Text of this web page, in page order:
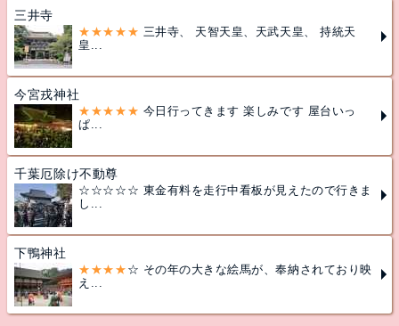
三井寺
★★★★★ 三井寺、 天智天皇、天武天皇、 持統天
皇...
今宮戎神社
★★★★★ 今日行ってきます 楽しみです 屋台いっ
ぱ...
千葉厄除け不動尊
☆☆☆☆☆ 東金有料を走行中看板が見えたので行きま
し...
下鴨神社
★★★★ ☆ その年の大きな絵馬が、奉納されており映
え...